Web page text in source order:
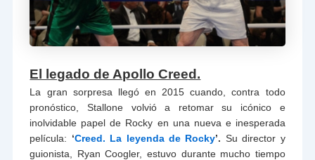
El legado de Apollo Creed.
La gran sorpresa llegó en 2015 cuando, contra todo
pronóstico, Stallone volvió a retomar su icónico e
inolvidable papel de Rocky en una nueva e inesperada
película: ‘Creed. La leyenda de Rocky’. Su director y
guionista, Ryan Coogler, estuvo durante mucho tiempo